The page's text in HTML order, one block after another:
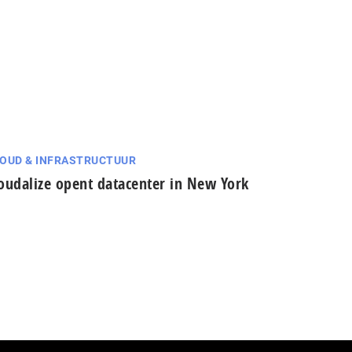
& INFRASTRUCTUUR
opent datacenter in New York